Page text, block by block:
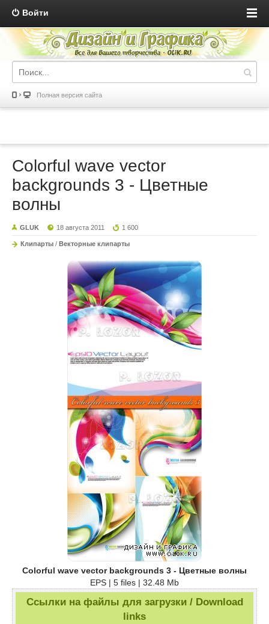
Войти
Полная версия сайта
Colorful wave vector
backgrounds 3 - Цветные
волны
GLUK 18 августа 2011 1 600
Клипарты / Векторные клипарты
Colorful wave vector backgrounds 3 - Цветные волны
EPS | 5 files | 32.48 Mb
Ссылки на файлы для загрузки / Download
links